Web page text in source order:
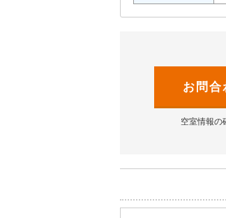
お問合
空室情報の